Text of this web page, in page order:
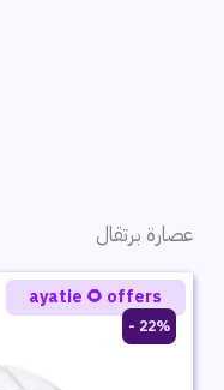
عصارة برتقال
22% -
ayatie 🌻 offers